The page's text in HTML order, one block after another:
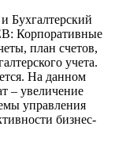
Корпоративные
план счетов,
учета.
На данном
– увеличение
управления
бизнес-